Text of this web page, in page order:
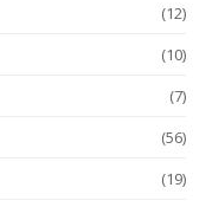
(12)
(10)
(7)
(56)
(19)